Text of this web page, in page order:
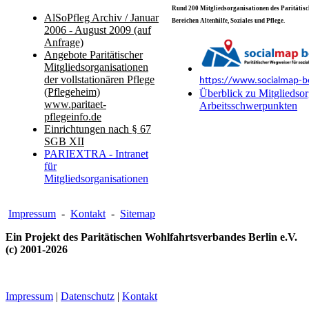
AlSoPfleg Archiv / Januar
2006 - August 2009 (auf
Anfrage)
Angebote Paritätischer
Mitgliedsorganisationen
der vollstationären Pflege
(Pflegeheim)
www.paritaet-
pflegeinfo.de
Einrichtungen nach § 67
SGB XII
PARIEXTRA - Intranet
für
Mitgliedsorganisationen
Rund 200 Mitgliedsorganisationen des
Bereichen Altenhilfe, Soziales und Pflege.
https://www.socialmap-
Überblick zu
Arbeitsschwerpunkten
Impressum - Kontakt - Sitemap
Ein Projekt des Paritätischen Wohlfahrtsverbandes Berlin e.V.
(c) 2001-2026
Impressum | Datenschutz | Kontakt